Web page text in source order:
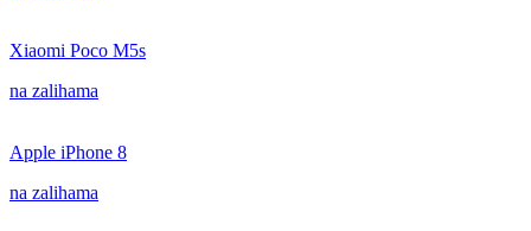
Xiaomi Poco M5s
na zalihama
Apple iPhone 8
na zalihama